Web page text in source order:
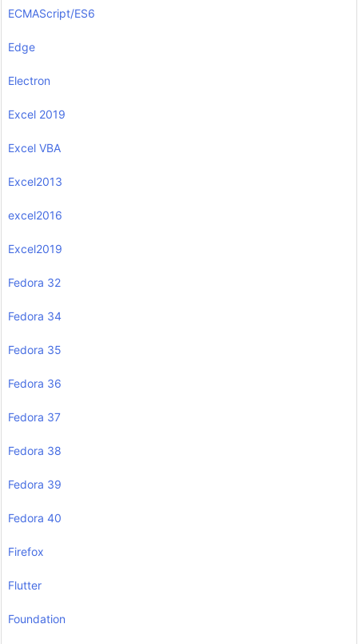
ECMAScript/ES6
Edge
Electron
Excel 2019
Excel VBA
Excel2013
excel2016
Excel2019
Fedora 32
Fedora 34
Fedora 35
Fedora 36
Fedora 37
Fedora 38
Fedora 39
Fedora 40
Firefox
Flutter
Foundation